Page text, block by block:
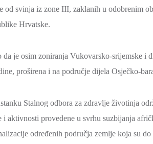
od svinja iz zone III, zaklanih u odobrenim
Hrvatske.
da je osim zoniranja Vukovarsko-srijemske i
proširena i na područje dijela Osječko-
Stalnog odbora za zdravlje životinja
i aktivnosti provedene u svrhu suzbijanja
određenih područja zemlje koja su